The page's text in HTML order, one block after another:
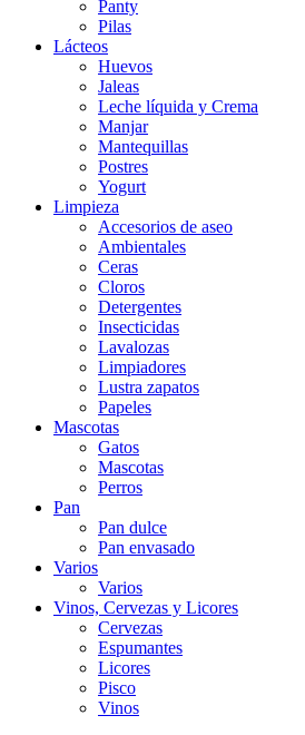
Panty
Pilas
Lácteos
Huevos
Jaleas
Leche líquida y Crema
Manjar
Mantequillas
Postres
Yogurt
Limpieza
Accesorios de aseo
Ambientales
Ceras
Cloros
Detergentes
Insecticidas
Lavalozas
Limpiadores
Lustra zapatos
Papeles
Mascotas
Gatos
Mascotas
Perros
Pan
Pan dulce
Pan envasado
Varios
Varios
Vinos, Cervezas y Licores
Cervezas
Espumantes
Licores
Pisco
Vinos